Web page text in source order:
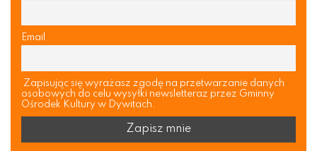
Email
Zapisując się wyrażasz zgodę na przetwarzanie danych
osobowych do celu wysyłki newsletteraz przez Gminny
Ośrodek Kultury w Dywitach.